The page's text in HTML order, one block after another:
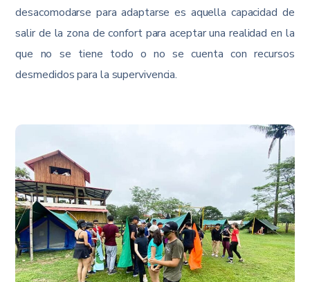
desacomodarse para adaptarse es aquella capacidad de
salir de la zona de confort para aceptar una realidad en la
que no se tiene todo o no se cuenta con recursos
desmedidos para la supervivencia.